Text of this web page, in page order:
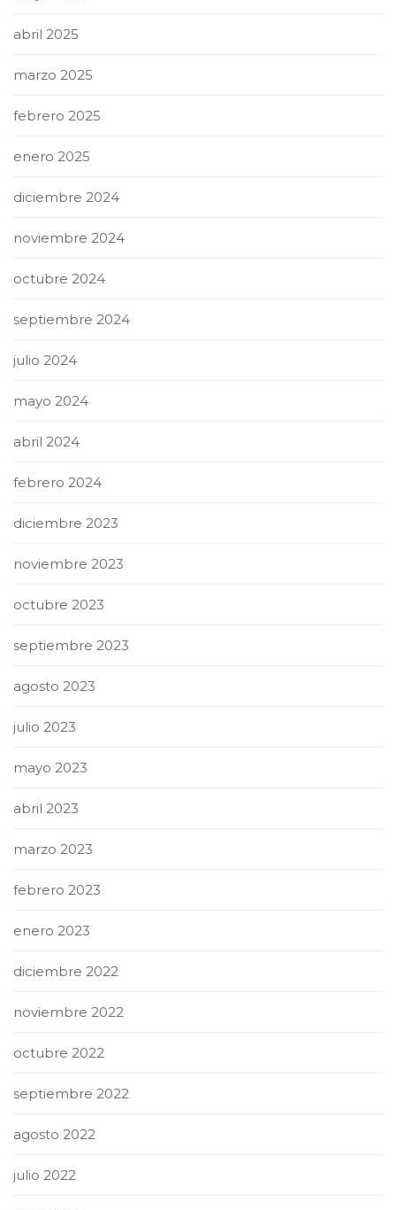
abril 2025
marzo 2025
febrero 2025
enero 2025
diciembre 2024
noviembre 2024
octubre 2024
septiembre 2024
julio 2024
mayo 2024
abril 2024
febrero 2024
diciembre 2023
noviembre 2023
octubre 2023
septiembre 2023
agosto 2023
julio 2023
mayo 2023
abril 2023
marzo 2023
febrero 2023
enero 2023
diciembre 2022
noviembre 2022
octubre 2022
septiembre 2022
agosto 2022
julio 2022